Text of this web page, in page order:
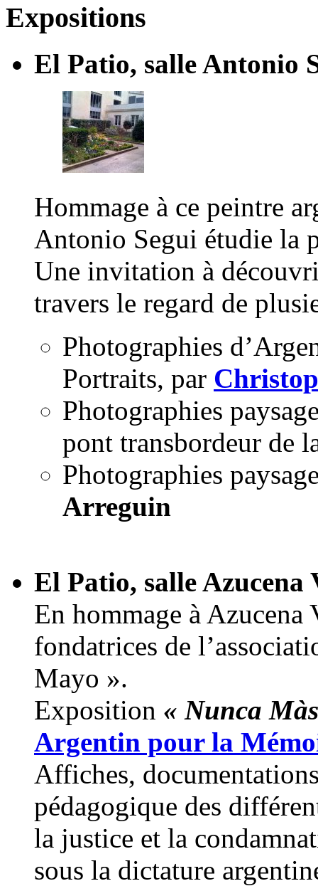
Expositions
El Patio, salle Antonio
Hommage à ce peintre
Antonio Segui étudie la
Une invitation à
travers le regard de
Photographies
Portraits, par
Photographies
pont transbordeur de
Photographies
Arreguin
El Patio, salle
En hommage à
fondatrices de
Mayo ».
Exposition « Nunca
Argentin pour la
Affiches,
pédagogique des
la justice et la
sous la dictature